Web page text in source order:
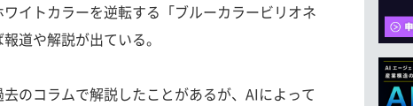
イトカラーを逆転する「ブルーカラービリオネ
道や解説が出ている。
のコラムで解説したことがあるが、AIによって